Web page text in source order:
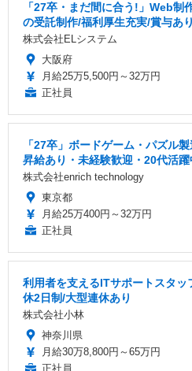
「27卒・まだ間に合う!」Web制
の受託制作/福利厚生充実/賞与あ
株式会社ELシステム
大阪府
月給25万5,500円～32万円
正社員
「27卒」ボードゲーム・パズル
昇給あり・未経験歓迎・20代活
株式会社enrich technology
東京都
月給25万400円～32万円
正社員
利用者を支えるITサポートスタ
休2日制/大型連休あり
株式会社小林
神奈川県
月給30万8,800円～65万円
正社員